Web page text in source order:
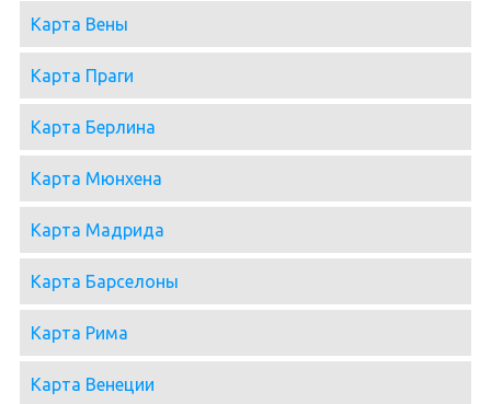
Карта Вены
Карта Праги
Карта Берлина
Карта Мюнхена
Карта Мадрида
Карта Барселоны
Карта Рима
Карта Венеции